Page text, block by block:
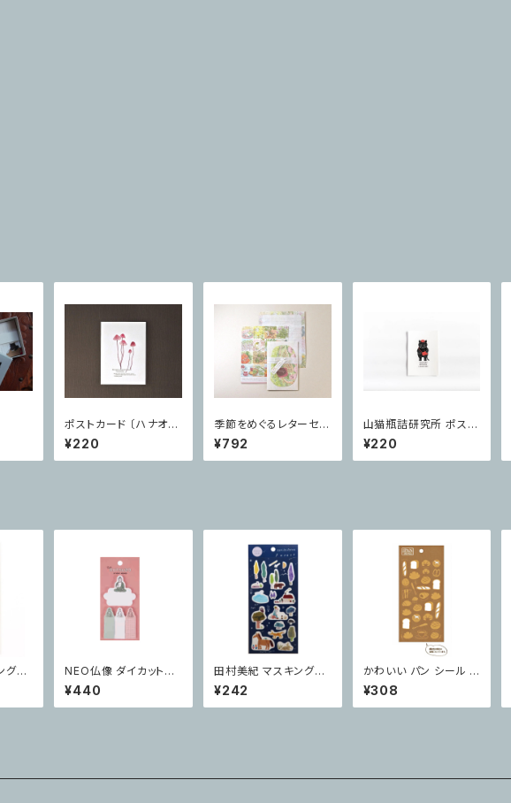
ポストカード 〔ハナオチ
バタケ〕
¥220
季節をめぐるレターセッ
ト 〔春〕
¥792
山猫瓶詰研究所 ポスト
カード 郵便猫
¥220
グシ
NEO仏像 ダイカット付
箋 大仏
¥440
田村美紀 マスキングシ
ール Forest
¥242
かわいい パン シール ゴ
ールド
¥308